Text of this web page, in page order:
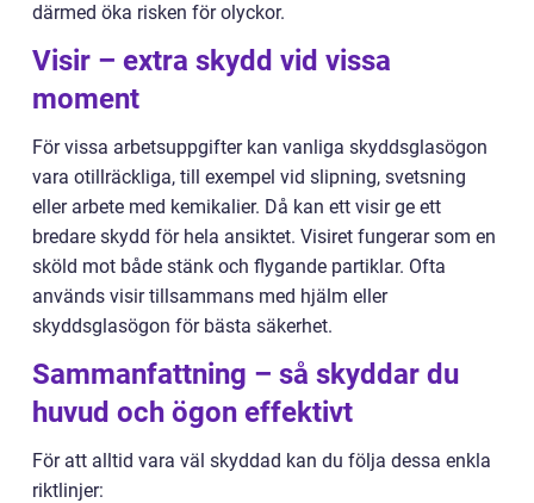
därmed öka risken för olyckor.
Visir – extra skydd vid vissa
moment
För vissa arbetsuppgifter kan vanliga skyddsglasögon
vara otillräckliga, till exempel vid slipning, svetsning
eller arbete med kemikalier. Då kan ett visir ge ett
bredare skydd för hela ansiktet. Visiret fungerar som en
sköld mot både stänk och flygande partiklar. Ofta
används visir tillsammans med hjälm eller
skyddsglasögon för bästa säkerhet.
Sammanfattning – så skyddar du
huvud och ögon effektivt
För att alltid vara väl skyddad kan du följa dessa enkla
riktlinjer: